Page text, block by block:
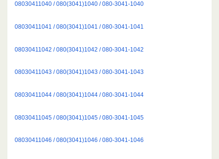
08030411040 / 080(3041)1040 / 080-3041-1040
08030411041 / 080(3041)1041 / 080-3041-1041
08030411042 / 080(3041)1042 / 080-3041-1042
08030411043 / 080(3041)1043 / 080-3041-1043
08030411044 / 080(3041)1044 / 080-3041-1044
08030411045 / 080(3041)1045 / 080-3041-1045
08030411046 / 080(3041)1046 / 080-3041-1046